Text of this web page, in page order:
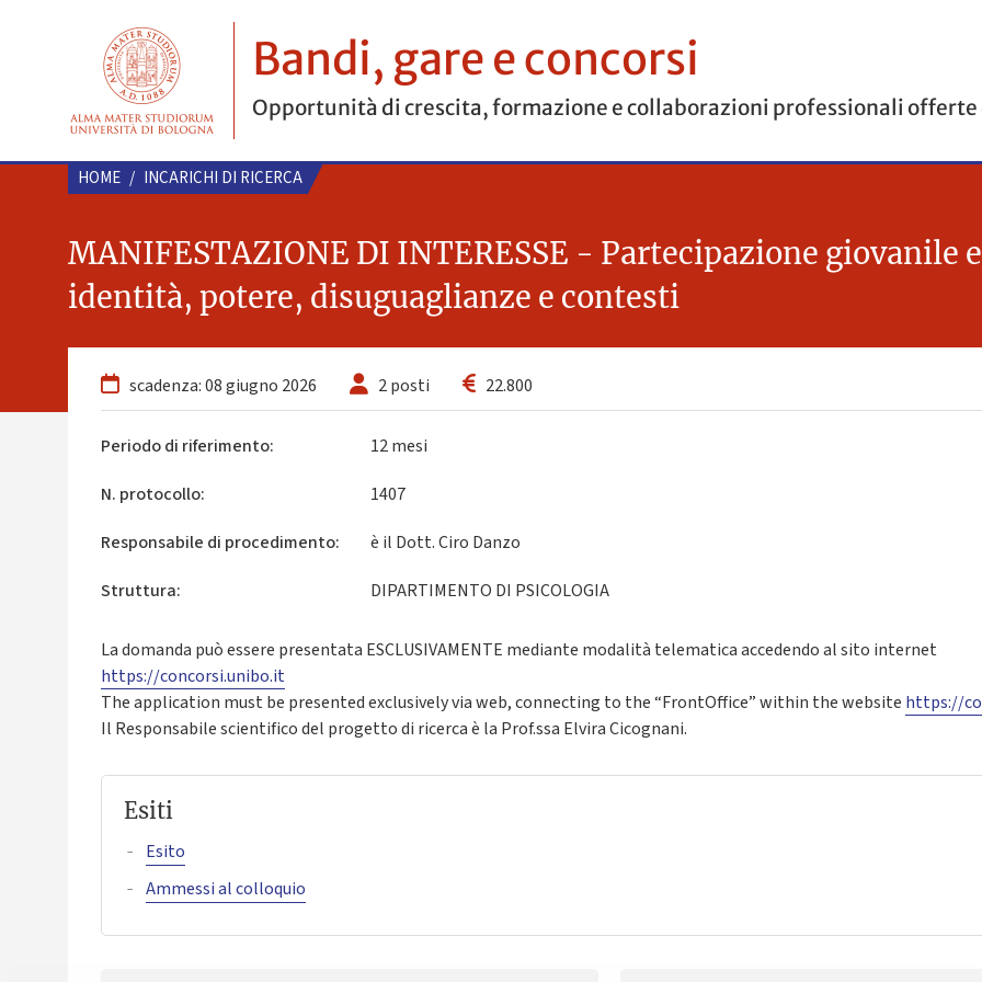
Bandi, gare e concorsi
Opportunità di crescita, formazione e collaborazioni professionali
HOME / INCARICHI DI RICERCA
MANIFESTAZIONE DI INTERESSE - Partecipazione giovanile
identità, potere, disuguaglianze e contesti
scadenza: 08 giugno 2026 2 posti 22.800
Periodo di riferimento:
12 mesi
N. protocollo:
1407
Responsabile di procedimento:
è il Dott. Ciro Danzo
Struttura:
DIPARTIMENTO DI PSICOLOGIA
La domanda può essere presentata ESCLUSIVAMENTE mediante modalità telematica accedendo al sito internet
https://concorsi.unibo.it
The application must be presented exclusively via web, connecting to the “FrontOffice” within the website https://
Il Responsabile scientifico del progetto di ricerca è la Prof.ssa Elvira Cicognani.
Esiti
Esito
Ammessi al colloquio